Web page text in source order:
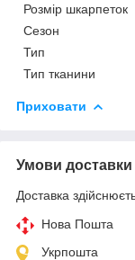
Розмір шкарпеток
Сезон
Тип
Тип тканини
Приховати
Умови доставки
Доставка
Нова Пошта
Укрпошта